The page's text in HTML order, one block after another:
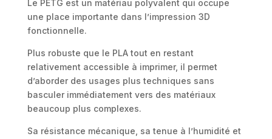
Le PETG est un matériau polyvalent qui occupe
une place importante dans l’impression 3D
fonctionnelle.
Plus robuste que le PLA tout en restant
relativement accessible à imprimer, il permet
d’aborder des usages plus techniques sans
basculer immédiatement vers des matériaux
beaucoup plus complexes.
Sa résistance mécanique, sa tenue à l’humidité et